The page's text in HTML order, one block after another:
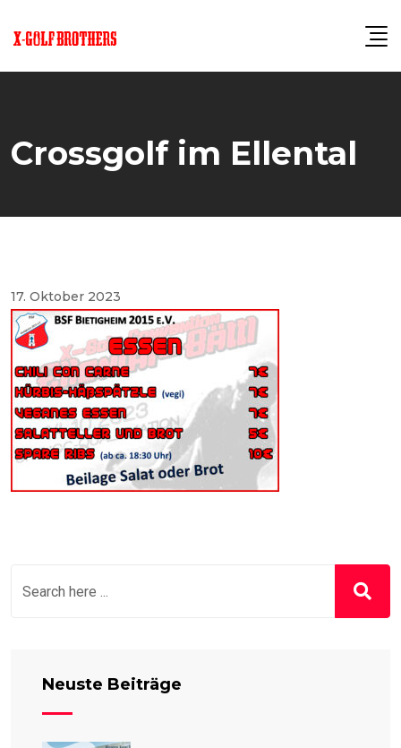
Crossgolf im Ellental
17. Oktober 2023
Neuste Beiträge